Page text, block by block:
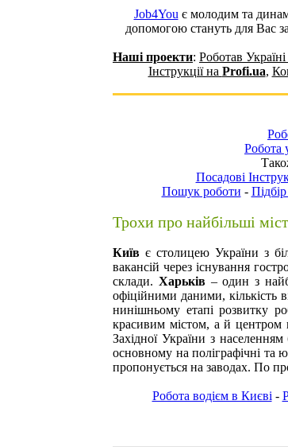
Job4You є молодим та
допомогою стануть для Вас
Наші проекти: Роботав
Інструкції на Profi.ua,
Робота
Посадові
Пошук роботи -
Трохи про найбільші
Київ є столицею України з
вакансій через існування
склади. Харьків– один з
офіційними даними, кількість
нинішньому етапі розвитку
красивим містом, а й центром
Західної України з
основному на поліграфічні та
пропонується на заводах. По
Робота водієм в Києві -